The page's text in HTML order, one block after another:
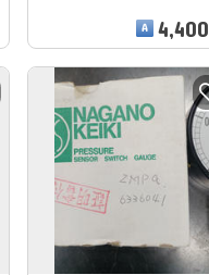
4,400